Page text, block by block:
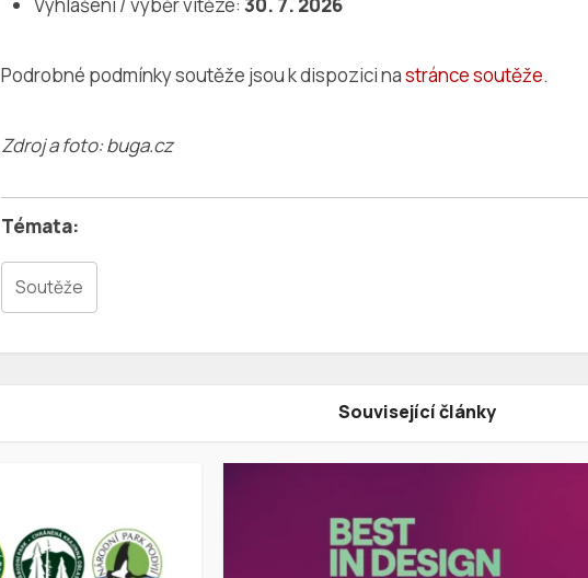
Podrobné podmínky soutěže jsou k dispozici nastránce soutěže.
Zdroj a foto: buga.cz
Soutěže
Související články